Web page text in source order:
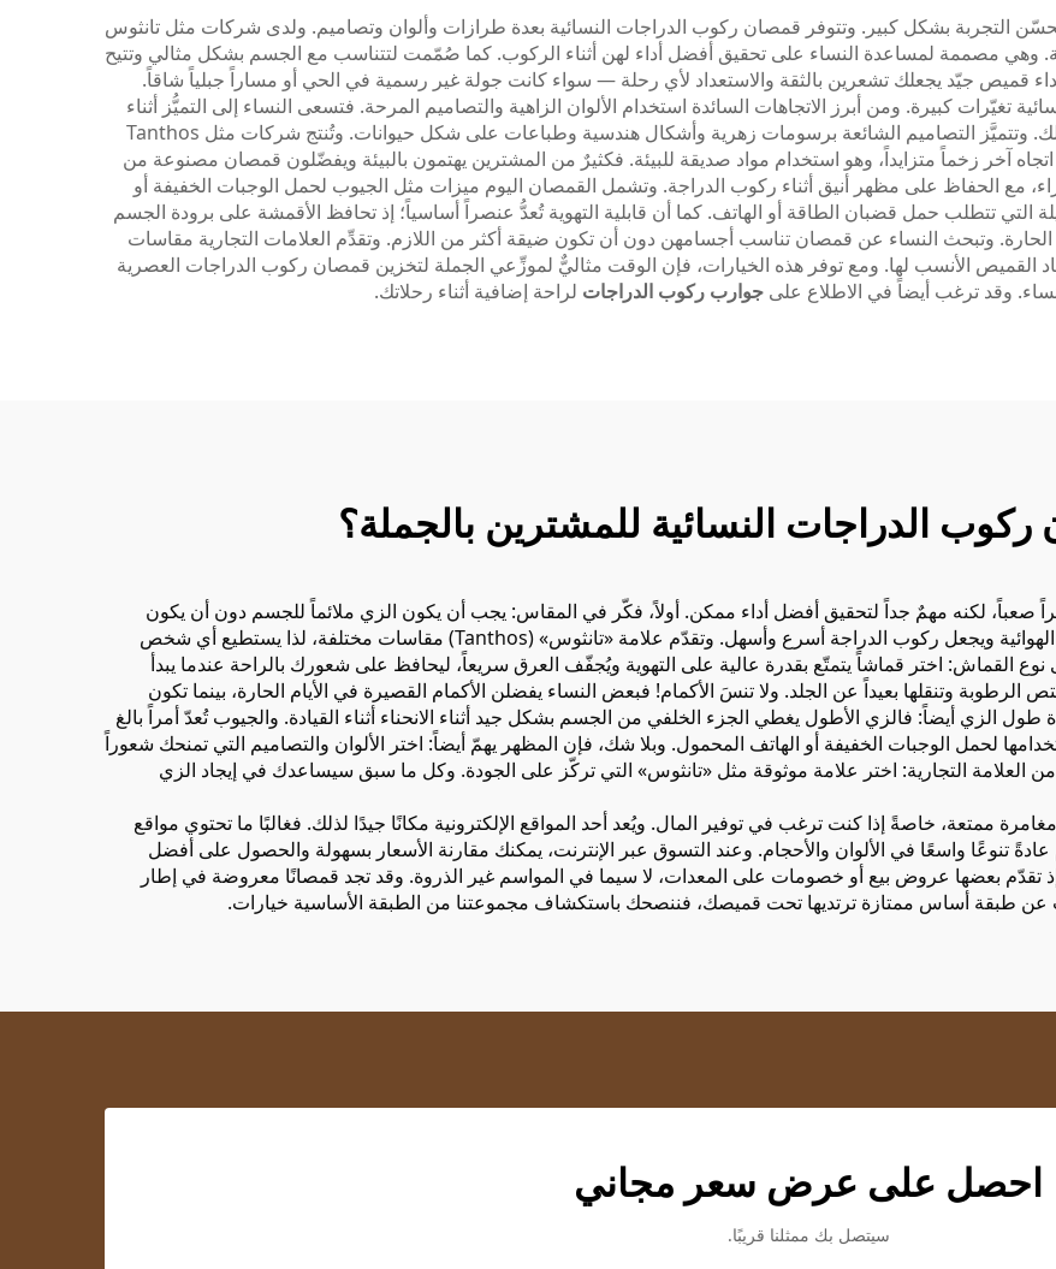
التجربة بشكل كبير. وتتوفر قمصان ركوب الدراجات النسائية بعدة طرازات وألوان وتصاميم. ولدى شركات مثل تانثوس
وهي مصممة لمساعدة النساء على تحقيق أفضل أداء لهن أثناء الركوب. كما صُمّمت لتتناسب مع الجسم بشكل مثالي وتتيح
قميص جيّد يجعلك تشعرين بالثقة والاستعداد لأي رحلة — سواء كانت جولة غير رسمية في الحي أو مساراً جبلياً شاقاً.
كبيرة. ومن أبرز الاتجاهات السائدة استخدام الألوان الزاهية والتصاميم المرحة. فتسعى النساء إلى التميُّز أثناء
ركوب الدراجة، وتساعدهن القمصان الملونة في تحقيق ذلك. وتتميَّز التصاميم الشائعة برسومات زهرية وأشكال هندسية وطباعات على شكل حيوانات. وتُنتج شركات مثل Tanthos
آخر زخماً متزايداً، وهو استخدام مواد صديقة للبيئة. فكثيرٌ من المشترين يهتمون بالبيئة ويفضّلون قمصان مصنوعة من
مع الحفاظ على مظهر أنيق أثناء ركوب الدراجة. وتشمل القمصان اليوم ميزات مثل الجيوب لحمل الوجبات الخفيفة أو
التي تتطلب حمل قضبان الطاقة أو الهاتف. كما أن قابلية التهوية تُعدُّ عنصراً أساسياً؛ إذ تحافظ الأقمشة على برودة الجسم
الحارة. وتبحث النساء عن قمصان تناسب أجسامهن دون أن تكون ضيقة أكثر من اللازم. وتقدِّم العلامات التجارية مقاسات
القميص الأنسب لها. ومع توفر هذه الخيارات، فإن الوقت مثاليٌّ لموزِّعي الجملة لتخزين قمصان ركوب الدراجات العصرية
وقد ترغب أيضاً في الاطلاع على جوارب ركوب الدراجات لراحة إضافية أثناء رحلاتك.
الدراجات النسائية للمشترين بالجملة؟
صعباً، لكنه مهمٌ جداً لتحقيق أفضل أداء ممكن. أولاً، فكّر في المقاس: يجب أن يكون الزي ملائماً للجسم دون أن يكون
ضيقاً أكثر من اللازم، لأن ذلك يساعد على تحسين الديناميكا الهوائية ويجعل ركوب الدراجة أسرع وأسهل. وتقدّم علامة «تانثوس» (Tanthos) مقاسات مختلفة، لذا يستطيع أي شخص
نوع القماش: اختر قماشاً يتمتّع بقدرة عالية على التهوية ويُجفّف العرق سريعاً، ليحافظ على شعورك بالراحة عندما يبدأ
وتنقلها بعيداً عن الجلد. ولا تنسَ الأكمام! فبعض النساء يفضلن الأكمام القصيرة في الأيام الحارة، بينما تكون
طول الزي أيضاً: فالزي الأطول يغطي الجزء الخلفي من الجسم بشكل جيد أثناء الانحناء أثناء القيادة. والجيوب تُعدّ أمراً بالغ
لحمل الوجبات الخفيفة أو الهاتف المحمول. وبلا شك، فإن المظهر يهمّ أيضاً: اختر الألوان والتصاميم التي تمنحك شعوراً
من العلامة التجارية: اختر علامة موثوقة مثل «تانثوس» التي تركّز على الجودة. وكل ما سبق سيساعدك في إيجاد الزي
ممتعة، خاصةً إذا كنت ترغب في توفير المال. ويُعد أحد المواقع الإلكترونية مكانًا جيدًا لذلك. فغالبًا ما تحتوي مواقع
تنوعًا واسعًا في الألوان والأحجام. وعند التسوق عبر الإنترنت، يمكنك مقارنة الأسعار بسهولة والحصول على أفضل
إذ تقدّم بعضها عروض بيع أو خصومات على المعدات، لا سيما في المواسم غير الذروة. وقد تجد قمصانًا معروضة في إطار
عن طبقة أساس ممتازة ترتديها تحت قميصك، فننصحك باستكشاف مجموعتنا من الطبقة الأساسية خيارات.
احصل على عرض سعر مجاني
سيتصل بك ممثلنا قريبًا.